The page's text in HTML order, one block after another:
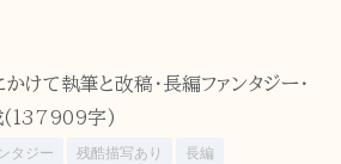
て執筆と改稿・長編ファンタジー・
(137909字)
タジー 残酷描写あり 長編